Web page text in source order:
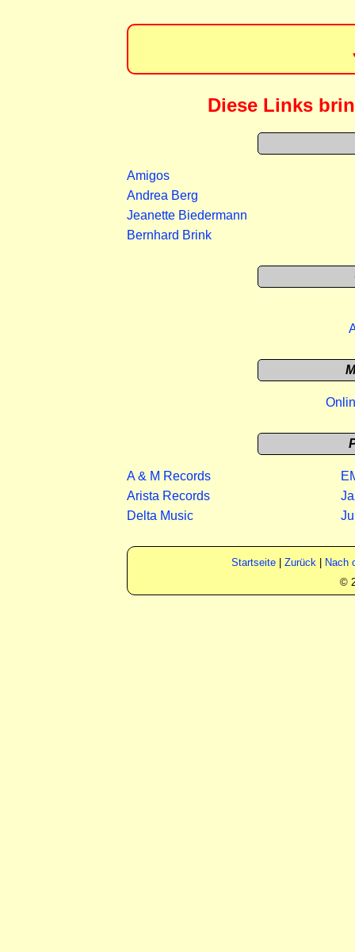
Diese Links
Amigos
Andrea Berg
Jeanette Biedermann
Bernhard Brink
A & M Records
Arista Records
Delta Music
Startseite Zurück
Nach
©